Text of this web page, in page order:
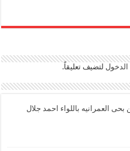
لتضيف تعليقاً.
العمرانيه باللواء احمد جلال